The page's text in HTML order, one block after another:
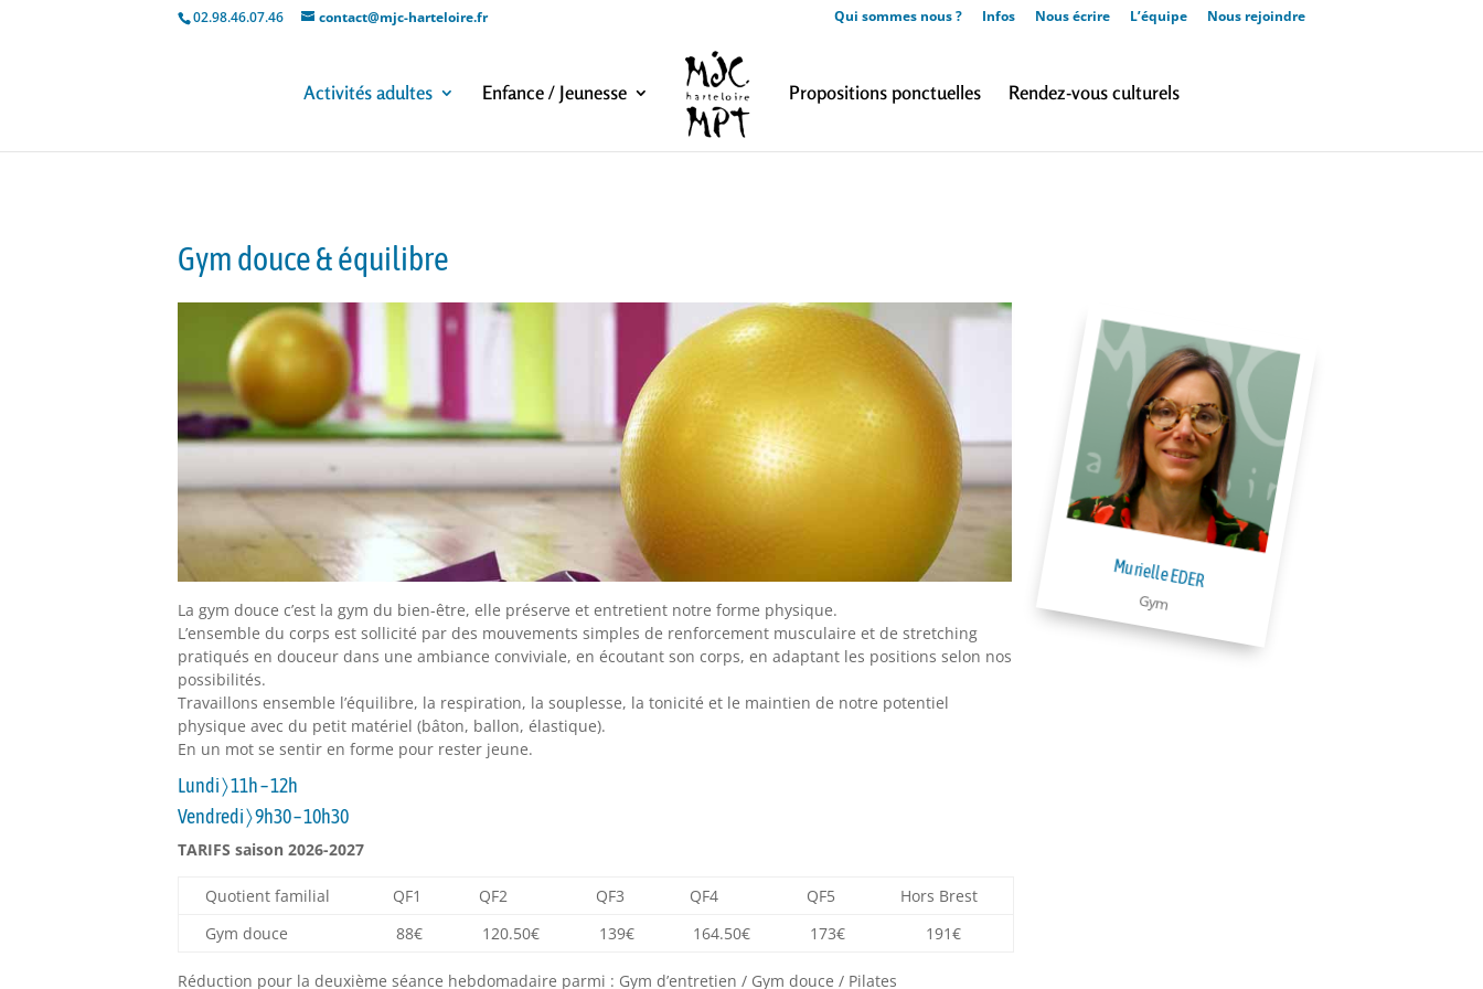
02.98.46.07.46 contact@mjc-harteloire.fr Qui sommes nous ? Infos Nous écrire L’équipe Nous rejoindre
Activités adultes Enfance / Jeunesse Propositions ponctuelles Rendez-vous culturels
Gym douce & équilibre
La gym douce c’est la gym du bien-être, elle préserve et entretient notre forme physique.
L’ensemble du corps est sollicité par des mouvements simples de renforcement musculaire et de stretching
pratiqués en douceur dans une ambiance conviviale, en écoutant son corps, en adaptant les positions selon nos
possibilités.
Travaillons ensemble l’équilibre, la respiration, la souplesse, la tonicité et le maintien de notre potentiel
physique avec du petit matériel (bâton, ballon, élastique).
En un mot se sentir en forme pour rester jeune.
Lundi 〉 11h – 12h
Vendredi 〉 9h30 – 10h30
TARIFS saison 2026-2027
Quotient familial QF1 QF2 QF3 QF4 QF5
Hors Brest
Gym douce
88€ 120.50€ 139€ 164.50€ 173€ 191€
Réduction pour la deuxième séance hebdomadaire parmi : Gym d’entretien / Gym douce / Pilates
Murielle EDER
Gym